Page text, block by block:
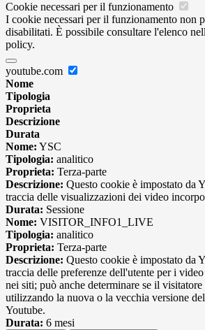
Cookie necessari per il funzionamento
I cookie necessari per il funzionamento non
disabilitati. È possibile consultare l'elenco
policy.
youtube.com
Nome
Tipologia
Proprieta
Descrizione
Durata
Nome: YSC
Tipologia: analitico
Proprieta: Terza-parte
Descrizione: Questo cookie è impostato da
traccia delle visualizzazioni dei video
Durata: Sessione
Nome: VISITOR_INFO1_LIVE
Tipologia: analitico
Proprieta: Terza-parte
Descrizione: Questo cookie è impostato da
traccia delle preferenze dell'utente per i
nei siti; può anche determinare se il
utilizzando la nuova o la vecchia versione
Youtube.
Durata: 6 mesi